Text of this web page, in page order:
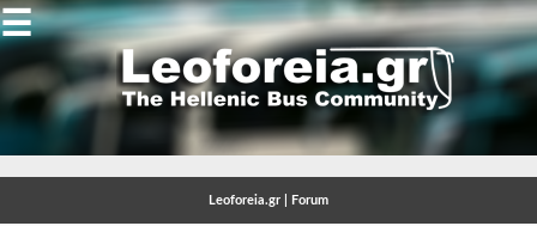
Gallery
Gallery
☰
Leoforeia.gr | Forum